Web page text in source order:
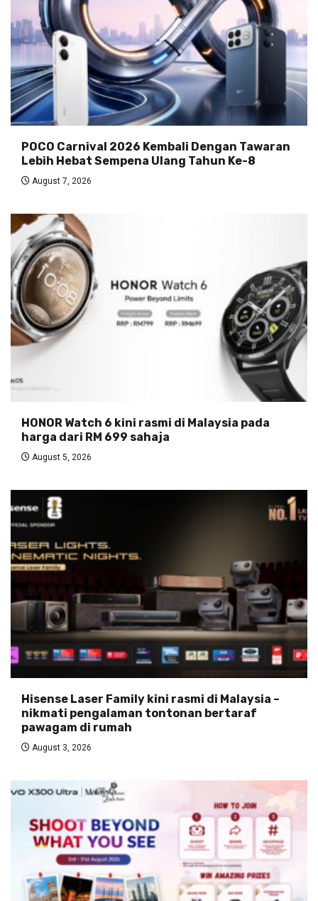
POCO Carnival 2026 Kembali Dengan Tawaran
Lebih Hebat Sempena Ulang Tahun Ke-8
August 7, 2026
HONOR Watch 6 kini rasmi di Malaysia pada
harga dari RM 699 sahaja
August 5, 2026
Hisense Laser Family kini rasmi di Malaysia –
nikmati pengalaman tontonan bertaraf
pawagam di rumah
August 3, 2026